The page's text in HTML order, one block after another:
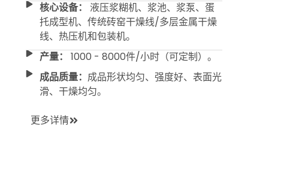
核心设备：
液压浆糊机、浆池、浆泵、蛋
托成型机、传统砖窑干燥线/多层金属干燥
线、热压机和包装机。
产量：
1000 - 8000件/小时（可定制）。
成品质量： 成品形状均匀、强度好、表面光
滑、干燥均匀。
更多详情